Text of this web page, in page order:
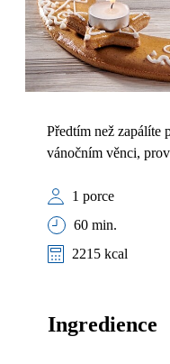
Předtím než zapálíte
vánočním věnci,
1 porce
60 min.
2215 kcal
Ingredience